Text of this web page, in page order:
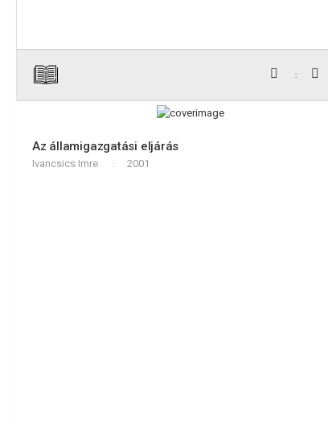
Az államigazgatási eljárás
Ivancsics Imre 2001